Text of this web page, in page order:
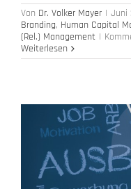
Von Dr. Volker Mayer | Juni
Branding, Human Capital
(Rel.) Management |
Weiterlesen